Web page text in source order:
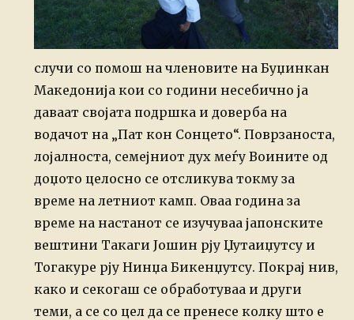
случи со помош на членовите на Буџинкан
Македонија кои со години несебично ја
даваат својата подршка и доверба на
водачот на „Пат кон Сонцето“. Поврзаноста,
лојалноста, семејниот дух меѓу Воините од
доџото целосно се отсликува токму за
време на летниот камп. Оваа година за
време на настанот се изучуваа јапонските
вештини Такаги Јошин рју Џутаиџутсу и
Тогакуре рју Нинџа Бикенџутсу. Покрај нив,
како и секогаш се обработуваа и други
теми, а се со цел да се пренесе колку што е